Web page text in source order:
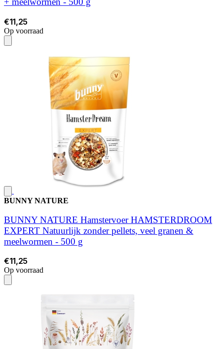
€11,25
Op voorraad
BUNNY NATURE
BUNNY NATURE Hamstervoer HAMSTERDROOM
EXPERT Natuurlijk zonder pellets, veel granen &
meelwormen - 500 g
€11,25
Op voorraad